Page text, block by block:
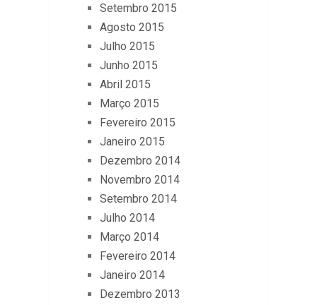
Setembro 2015
Agosto 2015
Julho 2015
Junho 2015
Abril 2015
Março 2015
Fevereiro 2015
Janeiro 2015
Dezembro 2014
Novembro 2014
Setembro 2014
Julho 2014
Março 2014
Fevereiro 2014
Janeiro 2014
Dezembro 2013